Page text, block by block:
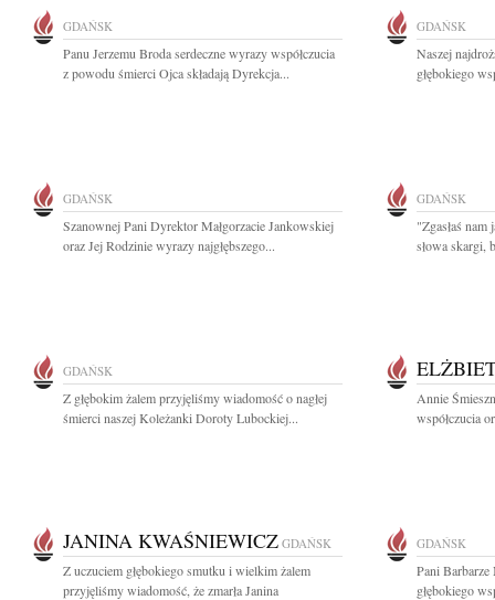
GDAŃSK
Panu Jerzemu Broda serdeczne wyrazy współczucia
z powodu śmierci Ojca składają Dyrekcja...
GDAŃSK
Naszej
głębokiego
GDAŃSK
Szanownej Pani Dyrektor Małgorzacie Jankowskiej
oraz Jej Rodzinie wyrazy najgłębszego...
GDAŃSK
"Zgasłaś
słowa skargi,
GDAŃSK
Z głębokim żalem przyjęliśmy wiadomość o nagłej
śmierci naszej Koleżanki Doroty Lubockiej...
Annie
współczucia
JANINA KWAŚNIEWICZ GDAŃSK
Z uczuciem głębokiego smutku i wielkim żalem
przyjęliśmy wiadomość, że zmarła Janina
GDAŃSK
Pani
głębokiego